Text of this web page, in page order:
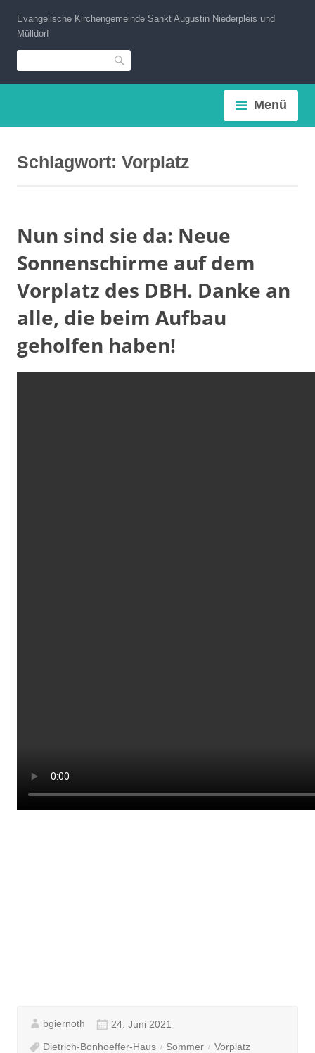
Inhalt
springen
Evangelische Kirchengemeinde Sankt Augustin Niederpleis und
Mülldorf
Suche
Menü
Schlagwort: Vorplatz
Nun sind sie da: Neue
Sonnenschirme auf dem
Vorplatz des DBH. Danke an
alle, die beim Aufbau
geholfen haben!
bgiernoth 24. Juni 2021
Dietrich-Bonhoeffer-Haus Sommer Vorplatz